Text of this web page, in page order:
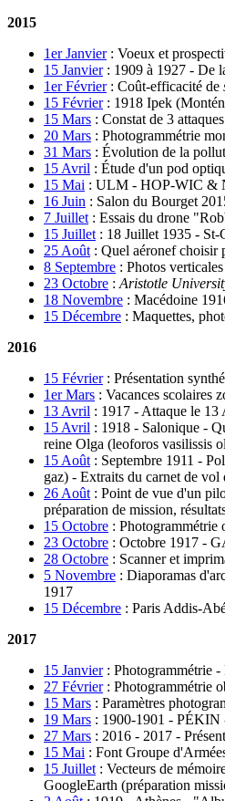
2015
1er Janvier: Voeux et
15 Janvier: 1909 à 1927 - De
1er Février: Coût-efficacité de
15 Février: 1918 Ipek
15 Mars : Constat de 3
20 Mars : Photogrammétrie
31 Mars : Évolution de la
15 Avril : Étude d'un pod
15 Mai : ULM - HOP-WIC &
16 Juin : Salon du Bourget
7 Juillet : Essais du drone
15 Juillet : 18 Juillet 1935 - St-
25 Août : Quel aéronef choisir
8 Septembre : Photos
23 Octobre : Aristotle
18 Novembre : Macédoine
15 Décembre : Maquettes,
2016
15 Février: Présentation
1er Mars : Vacances scolaires
13 Avril : 1917 - Attaque le
15 Avril : 1918 - Salonique -
reine Olga (leoforos vasilissis
15 Août : Septembre 1911 -
gaz) - Extraits du carnet de
26 Août : Point de vue d'un
préparation de mission,
15 Octobre : Photogrammétrie
23 Octobre : Octobre 1917 -
28 Octobre : Scanner et
5 Novembre : Diaporamas
1917
15 Décembre : Paris Addis-
2017
15 Janvier: Photogrammétrie
27 Février: Photogrammétrie
15 Mars : Paramètres
19 Mars : 1900-1901 - PÉKIN
27 Mars : 2016 - 2017 -
15 Mai : Font Groupe
15 Juillet : Vecteurs de
GoogleEarth (préparation